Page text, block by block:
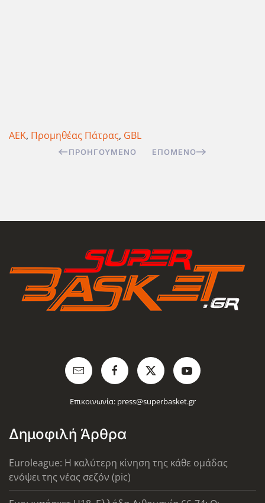
ΑΕΚ, Προμηθέας Πάτρας, GBL
ΠΡΟΗΓΟΎΜΕΝΟ ΕΠΌΜΕΝΟ
Επικοινωνία: press@superbasket.gr
Δημοφιλή Άρθρα
Euroleague: Η καλύτερη κίνηση της κάθε ομάδας
ενόψει της νέας σεζόν (pic)